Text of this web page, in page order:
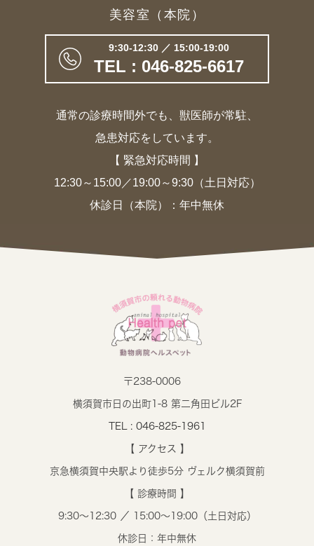
美容室（本院）
9:30-12:30 ／ 15:00-19:00
TEL : 046-825-6617
通常の診療時間外でも、獣医師が常駐、
急患対応をしています。
【 緊急対応時間 】
12:30～15:00／19:00～9:30（土日対応）
休診日（本院）：年中無休
〒238-0006
横須賀市日の出町1-8 第二角田ビル2F
TEL : 046-825-1961
【 アクセス 】
京急横須賀中央駅より徒歩5分 ヴェルク横須賀前
【 診療時間 】
9:30～12:30 ／ 15:00～19:00（土日対応）
休診日：年中無休